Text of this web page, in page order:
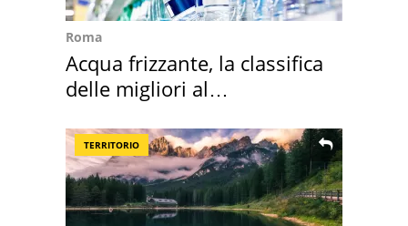
Roma
Acqua frizzante, la classifica
delle migliori al
TERRITORIO